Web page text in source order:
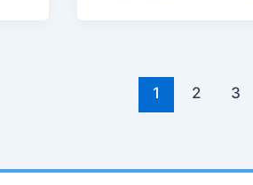
1 2 3